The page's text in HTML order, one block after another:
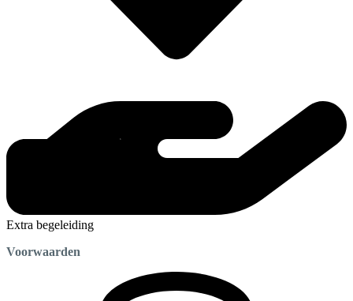
Extra begeleiding
Voorwaarden